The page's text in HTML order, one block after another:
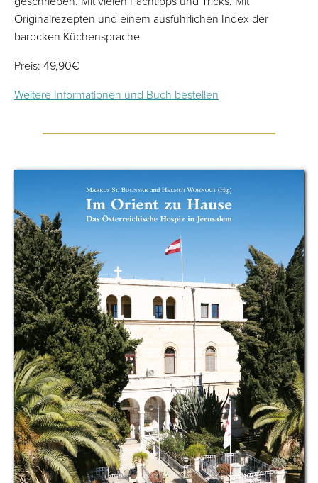
Originalrezepten und einem ausführlichen Index der
barocken Küchensprache.
Preis: 49,90€
Weitere Informationen und Buch bestellen